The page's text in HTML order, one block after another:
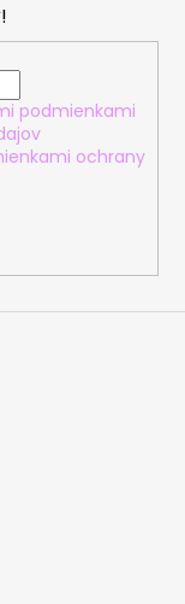
podmienkami
ochrany